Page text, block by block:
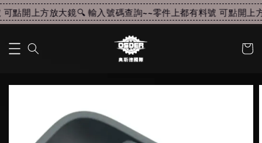
點開上方放大鏡🔍 輸入號碼查詢~~零件上都有料號 可點開上